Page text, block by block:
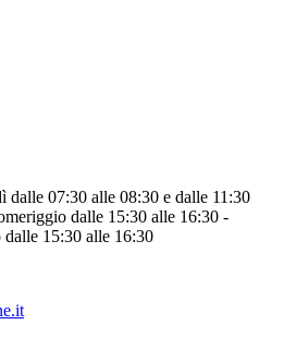
dalle 07:30 alle 08:30 e dalle 11:30
dalle 15:30 alle 16:30 -
15:30 alle 16:30